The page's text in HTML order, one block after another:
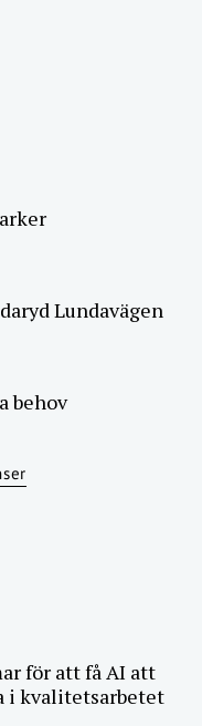
Lundavägen
behov
för att få AI att
i kvalitetsarbetet